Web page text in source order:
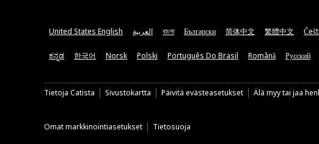
United States English العربية বাংলা Български 简体中文 繁體中文
ಕನ್ನಡ 한국어 Norsk Polski Português Do Brasil Română Русский
Tietoja Catista Sivustokartta Päivitä evästeasetukset Älä myy tai jaa
Omat markkinointiasetukset Tietosuoja